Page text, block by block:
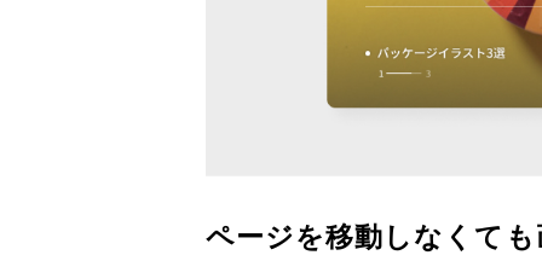
ページを移動しなくて